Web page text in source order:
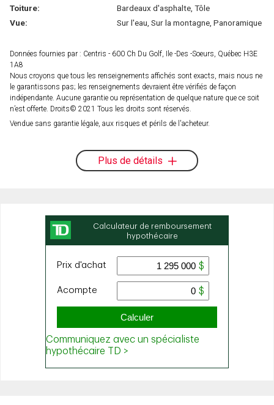
Toiture:
Bardeaux d'asphalte, Tôle
Vue:
Sur l'eau, Sur la montagne, Panoramique
Données fournies par : Centris - 600 Ch Du Golf, Ile -Des -Soeurs, Québec H3E
1A8
Nous croyons que tous les renseignements affichés sont exacts, mais nous ne
le garantissons pas; les renseignements devraient être vérifiés de façon
indépendante. Aucune garantie ou représentation de quelque nature que ce soit
n’est offerte. Droits© 2021 Tous les droits sont réservés.
Vendue sans garantie légale, aux risques et périls de l'acheteur.
Plus de détails